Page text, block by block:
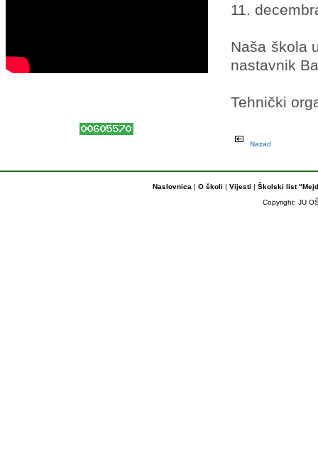
11.
Naša škola
nastavnik
Tehnički
Nazad
Naslovnica | O školi | Vijesti | Školski list
Copyright: JU